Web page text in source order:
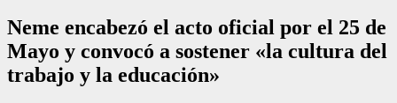
Neme encabezó el acto oficial por el 25 de
Mayo y convocó a sostener «la cultura del
trabajo y la educación»